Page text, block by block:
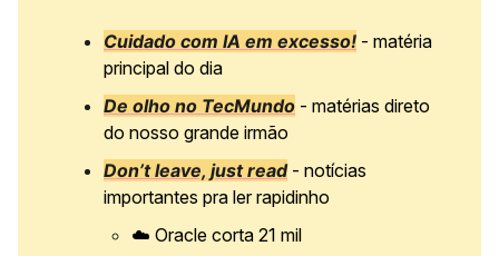
Cuidado com IA em excesso! - matéria
principal do dia
De olho no TecMundo - matérias direto
do nosso grande irmão
Don’t leave, just read- notícias
importantes pra ler rapidinho
☁️ Oracle corta 21 mil